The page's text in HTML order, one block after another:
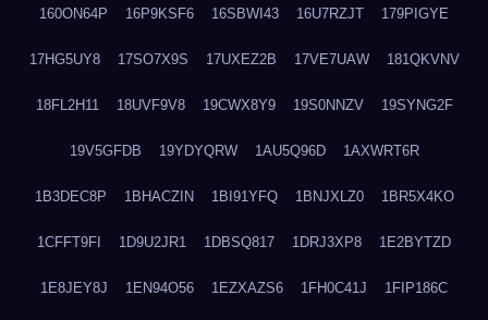
160ON64P 16P9KSF6 16SBWI43 16U7RZJT 179PIGYE
17HG5UY8 17SO7X9S 17UXEZ2B 17VE7UAW 181QKVNV
18FL2H11 18UVF9V8 19CWX8Y9 19S0NNZV 19SYNG2F
19V5GFDB 19YDYQRW 1AU5Q96D 1AXWRT6R
1B3DEC8P 1BHACZIN 1BI91YFQ 1BNJXLZ0 1BR5X4KO
1CFFT9FI 1D9U2JR1 1DBSQ817 1DRJ3XP8 1E2BYTZD
1E8JEY8J 1EN94O56 1EZXAZS6 1FH0C41J 1FIP186C